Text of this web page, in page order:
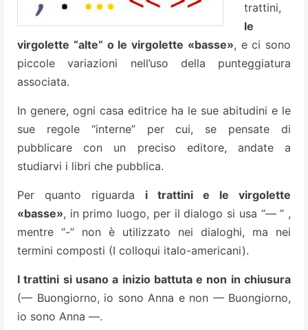
trattini,
le
virgolette “alte” o le virgolette «basse», e ci sono
piccole variazioni nell’uso della punteggiatura
associata.
In genere, ogni casa editrice ha le sue abitudini e le
sue regole “interne” per cui, se pensate di
pubblicare con un preciso editore, andate a
studiarvi i libri che pubblica.
Per quanto riguarda i trattini e le virgolette
«basse», in primo luogo, per il dialogo si usa “— ” ,
mentre “-” non è utilizzato nei dialoghi, ma nei
termini composti (I colloqui italo-americani).
I trattini si usano a inizio battuta e non in chiusura
(— Buongiorno, io sono Anna e non — Buongiorno,
io sono Anna —.